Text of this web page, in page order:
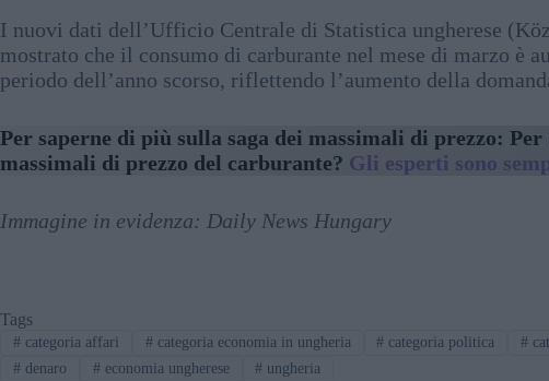
I nuovi dati dell’Ufficio Centrale di Statistica ungherese
mostrato che il consumo di carburante nel mese di marzo è
periodo dell’anno scorso, riflettendo l’aumento della
Per saperne di più sulla saga dei massimali di prezzo:
massimali di prezzo del carburante? Gli esperti sono
Immagine in evidenza: Daily News Hungary
Tags
#categoria affari #categoria economia in ungheria # categoria politica #
#denaro #economia ungherese # ungheria